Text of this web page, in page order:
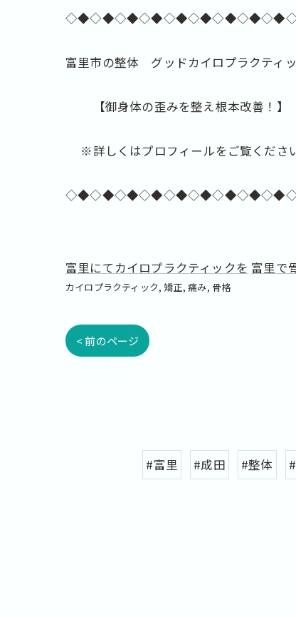
富里市の整体 グッドカイロプラクティ
【御身体の歪みを整え根本改善！】
※詳しくはプロフィールをご覧くださ
富里にてカイロプラクティックを 富里で
カイロプラクティック 矯正 痛み 骨格
< 前のページ
#富里 #成田 #整体